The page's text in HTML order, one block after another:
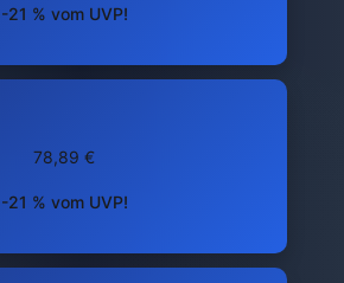
-21 % vom UVP!
78,89 €
-21 % vom UVP!